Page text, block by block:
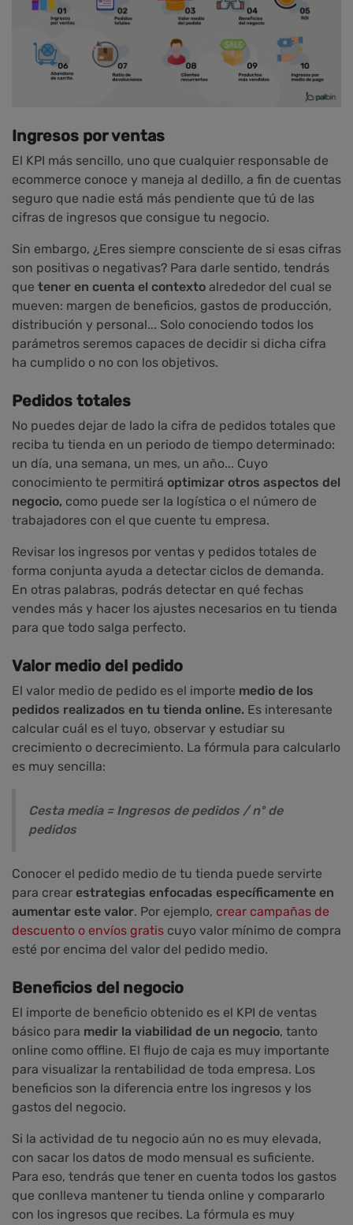
Ingresos por ventas
El KPI más sencillo, uno que cualquier responsable de
ecommerce conoce y maneja al dedillo, a fin de cuentas
seguro que nadie está más pendiente que tú de las
cifras de ingresos que consigue tu negocio.
Sin embargo, ¿Eres siempre consciente de si esas cifras
son positivas o negativas? Para darle sentido, tendrás
que tener en cuenta el contexto alrededor del cual se
mueven: margen de beneficios, gastos de producción,
distribución y personal... Solo conociendo todos los
parámetros seremos capaces de decidir si dicha cifra
ha cumplido o no con los objetivos.
Pedidos totales
No puedes dejar de lado la cifra de pedidos totales que
reciba tu tienda en un periodo de tiempo determinado:
un día, una semana, un mes, un año... Cuyo
conocimiento te permitirá optimizar otros aspectos del
negocio, como puede ser la logística o el número de
trabajadores con el que cuente tu empresa.
Revisar los ingresos por ventas y pedidos totales de
forma conjunta ayuda a detectar ciclos de demanda.
En otras palabras, podrás detectar en qué fechas
vendes más y hacer los ajustes necesarios en tu tienda
para que todo salga perfecto.
Valor medio del pedido
El valor medio de pedido es el importe medio de los
pedidos realizados en tu tienda online. Es interesante
calcular cuál es el tuyo, observar y estudiar su
crecimiento o decrecimiento. La fórmula para calcularlo
es muy sencilla:
Cesta media = Ingresos de pedidos / nº de
pedidos
Conocer el pedido medio de tu tienda puede servirte
para crear estrategias enfocadas específicamente en
aumentar este valor. Por ejemplo, crear campañas de
descuento o envíos gratis cuyo valor mínimo de compra
esté por encima del valor del pedido medio.
Beneficios del negocio
El importe de beneficio obtenido es el KPI de ventas
básico para medir la viabilidad de un negocio, tanto
online como offline. El flujo de caja es muy importante
para visualizar la rentabilidad de toda empresa. Los
beneficios son la diferencia entre los ingresos y los
gastos del negocio.
Si la actividad de tu negocio aún no es muy elevada,
con sacar los datos de modo mensual es suficiente.
Para eso, tendrás que tener en cuenta todos los gastos
que conlleva mantener tu tienda online y compararlo
con los ingresos que recibes. La fórmula es muy